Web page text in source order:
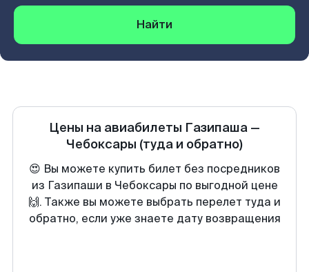
Найти
Цены на авиабилеты Газипаша —
Чебоксары (туда и обратно)
😍 Вы можете купить билет без посредников
из Газипаши в Чебоксары по выгодной цене
🙌. Также вы можете выбрать перелет туда и
обратно, если уже знаете дату возвращения